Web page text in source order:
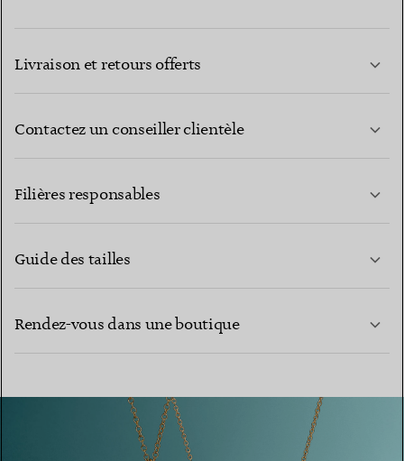
Livraison et retours offerts
Contactez un conseiller clientèle
Filières responsables
Guide des tailles
Rendez-vous dans une boutique
TROUVEZ LA BOUTIQUE LA PLUS PROCHE